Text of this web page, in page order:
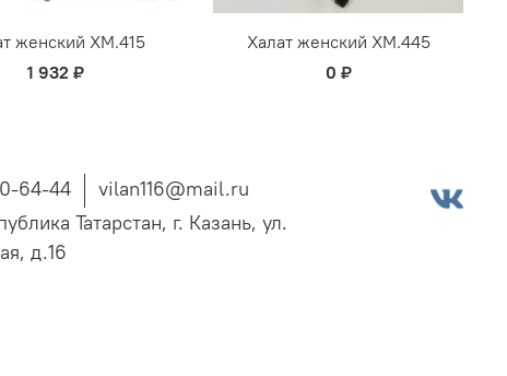
женский ХМ.415
1 932 ₽
Халат женский ХМ.445
0 ₽
64-44
vilan116@mail.ru
Татарстан, г. Казань, ул.
д.16